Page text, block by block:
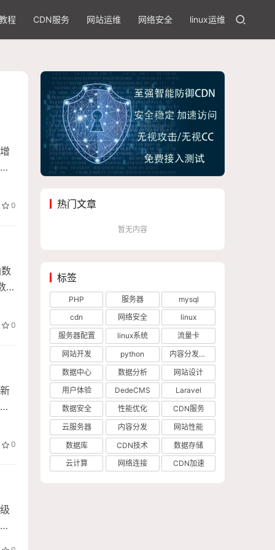
程 CDN服务 网站运维 网络安全 linux运维
0
可
0
0
热门文章
暂无内容
标签
PHP 服务器
mysql
cdn
网络安全
linux
服务器配置
linux系统
流量卡
网站开发
python
内容分发网络
数据中心
数据分析
网站设计
用户体验
DedeCMS
Laravel
数据安全
性能优化
CDN服务
云服务器
内容分发
网站性能
数据库
CDN技术
数据存储
云计算
网络连接 CDN加速